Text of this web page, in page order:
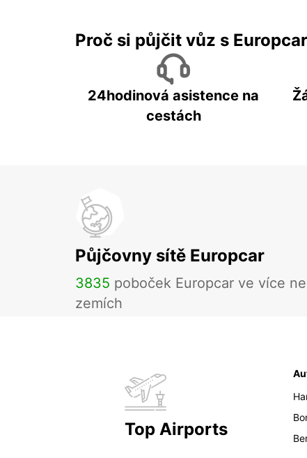
Proč si půjčit vůz s
24hodinová asistence na
cestách
Půjčovny sítě Europcar
3835 poboček Europcar ve více
zemích
Top Airports